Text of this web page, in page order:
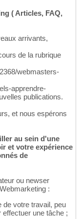
( Articles, FAQ,
arrivants,
de la rubrique
webmasters-
apprendre-
publications.
et nous espérons
au sein d'une
et votre expérience
de
ou newser
:
votre travail, peu
une tâche ;